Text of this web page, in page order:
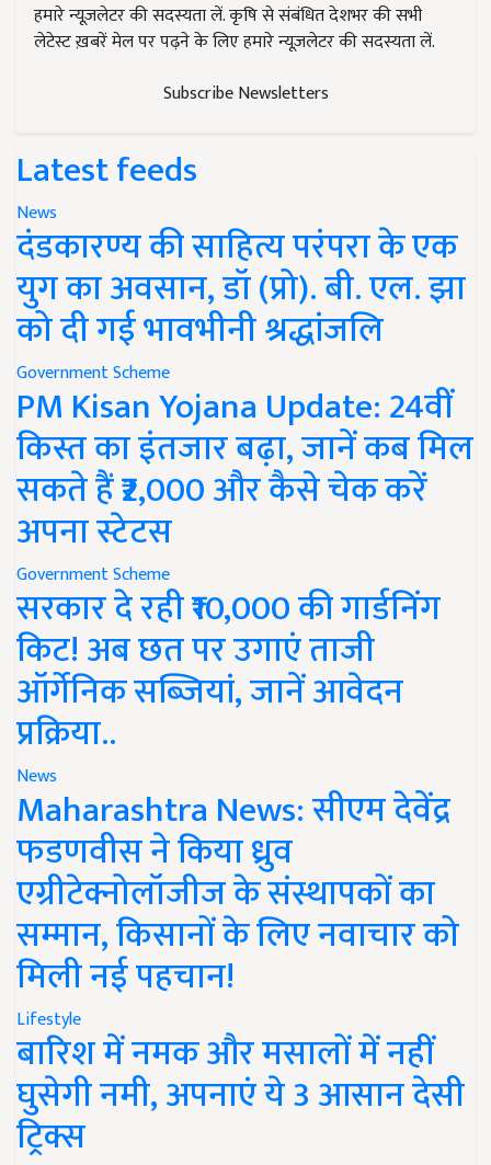
हमारे न्यूज़लेटर की सदस्यता लें. कृषि से संबंधित देशभर की सभी
लेटेस्ट ख़बरें मेल पर पढ़ने के लिए हमारे न्यूज़लेटर की सदस्यता लें.
Subscribe Newsletters
Latest feeds
News
दंडकारण्य की साहित्य परंपरा के एक
युग का अवसान, डॉ (प्रो). बी. एल. झा
को दी गई भावभीनी श्रद्धांजलि
Government Scheme
PM Kisan Yojana Update: 24वीं
किस्त का इंतजार बढ़ा, जानें कब मिल
सकते हैं ₹2,000 और कैसे चेक करें
अपना स्टेटस
Government Scheme
सरकार दे रही ₹10,000 की गार्डनिंग
किट! अब छत पर उगाएं ताजी
ऑर्गेनिक सब्जियां, जानें आवेदन
प्रक्रिया..
News
Maharashtra News: सीएम देवेंद्र
फडणवीस ने किया ध्रुव
एग्रीटेक्नोलॉजीज के संस्थापकों का
सम्मान, किसानों के लिए नवाचार को
मिली नई पहचान!
Lifestyle
बारिश में नमक और मसालों में नहीं
घुसेगी नमी, अपनाएं ये 3 आसान देसी
ट्रिक्स